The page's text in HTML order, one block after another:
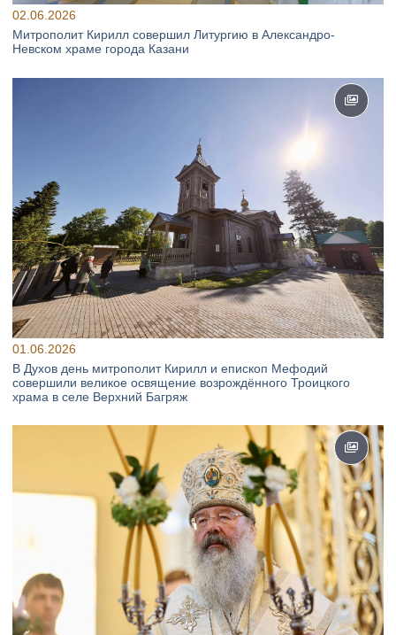
02.06.2026
Митрополит Кирилл совершил Литургию в Александро-
Невском храме города Казани
01.06.2026
В Духов день митрополит Кирилл и епископ Мефодий
совершили великое освящение возрождённого Троицкого
храма в селе Верхний Багряж